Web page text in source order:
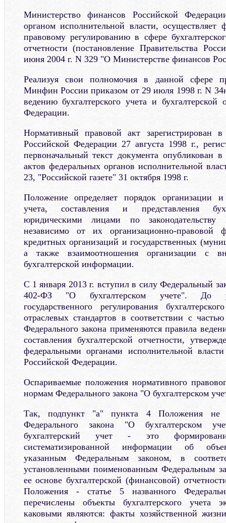
Министерство финансов Российской
органом исполнительной власти,
правовому регулированию в сфере
отчетности (постановление Правительства
июня 2004 г. N 329 "О Министерстве финансов
Реализуя свои полномочия в данной сфере
Минфин России приказом от 29 июля 1998 г. N
ведению бухгалтерского учета и бухгалтерской
Федерации.
Нормативный правовой акт зарегистрирован
Российской Федерации 27 августа 1998 г.,
первоначальный текст документа опубликован
актов федеральных органов исполнительной
23, "Российской газете" 31 октября 1998 г.
Положение определяет порядок организации и
учета, составления и представления
юридическими лицами по законодательству
независимо от их организационно-правовой
кредитных организаций и государственных
а также взаимоотношения организации с
бухгалтерской информации.
С 1 января 2013 г. вступил в силу Федеральный
402-ФЗ "О бухгалтерском учете". До
государственного регулирования
отраслевых стандартов в соответствии с
Федерального закона применяются правила
составления бухгалтерской отчетности,
федеральными органами исполнительной
Российской Федерации.
Оспариваемые положения нормативного
нормам Федерального закона "О бухгалтерском
Так, подпункт "а" пункта 4 Положения не
Федерального закона "О бухгалтерском
бухгалтерский учет - это
систематизированной информации об
указанным Федеральным законом, в
установленными поименованным Федеральным
ее основе бухгалтерской (финансовой)
Положения - статье 5 названного
перечислены объекты бухгалтерского учета
каковыми являются: факты хозяйственной